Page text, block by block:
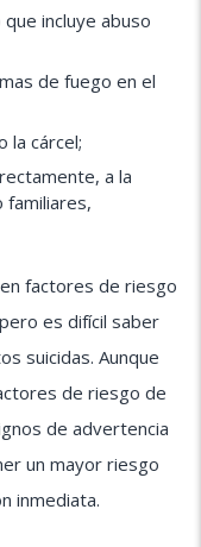
incluye abuso
de fuego en el
la cárcel;
a la
familiares,
factores de riesgo
es difícil saber
suicidas. Aunque
de riesgo de
de advertencia
un mayor riesgo
inmediata.